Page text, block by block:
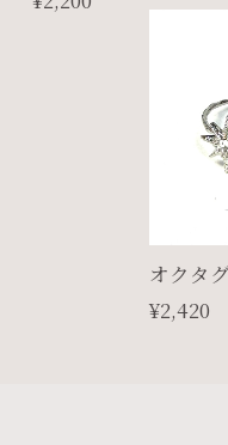
オクタ
¥2,420